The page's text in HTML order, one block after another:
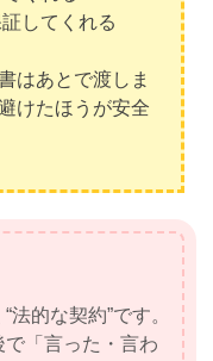
してくれる
はあとで渡しま
けたほうが安全
的な契約”です。
「言った・言わ